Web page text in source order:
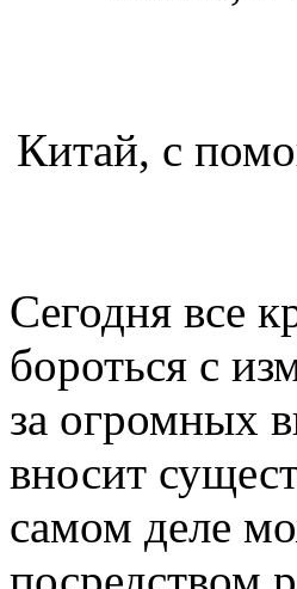
Китай, с
Сегодня все
бороться с
за огромных
вносит
самом деле